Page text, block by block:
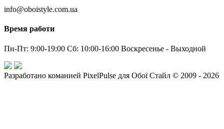
info@oboistyle.com.ua
Время работи
Пн-Пт: 9:00-19:00 Сб: 10:00-16:00 Воскресенье - Выходной
Разработано команией PixelPulse для Обої Стайл © 2009 - 2026